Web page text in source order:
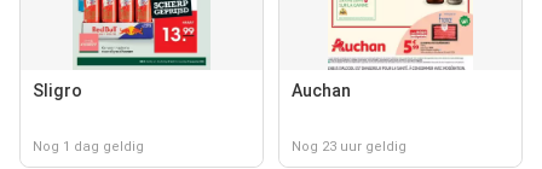
Sligro
Nog 1 dag geldig
Auchan
Nog 23 uur geldig